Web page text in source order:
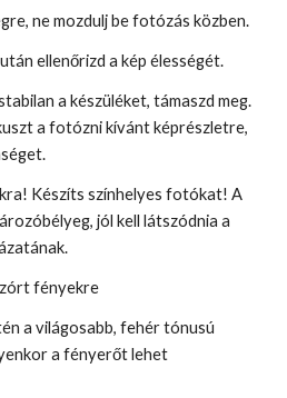
ne mozdulj be fotózás közben.
ellenőrizd a kép élességét.
a készüléket, támaszd meg.
a fotózni kívánt képrészletre,
Készíts színhelyes fotókat! A
jól kell látszódnia a
fényekre
a világosabb, fehér tónusú
a fényerőt lehet